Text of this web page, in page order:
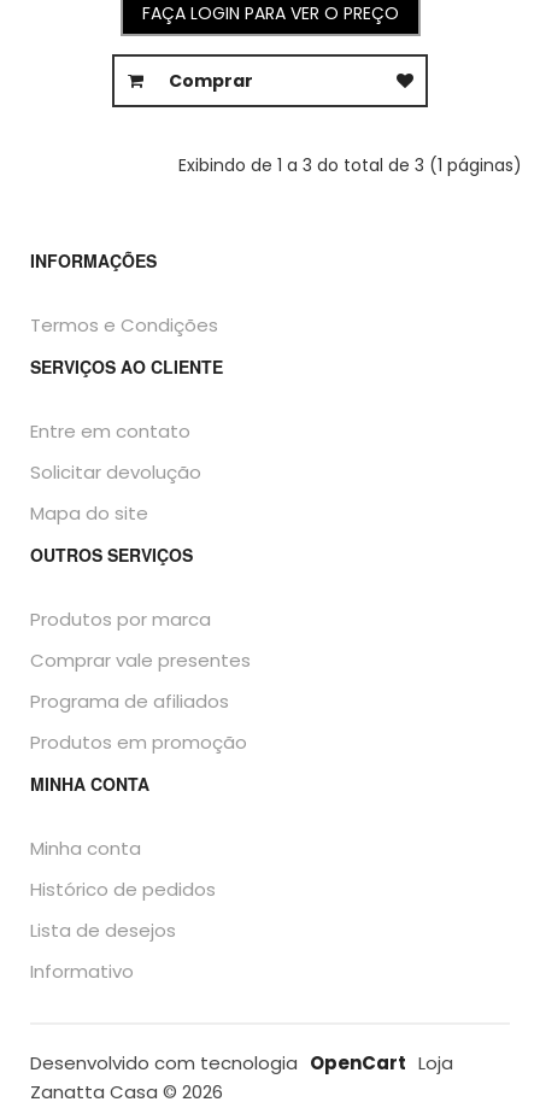
FAÇA LOGIN PARA VER O PREÇO
Comprar
Exibindo de 1 a 3 do total de 3 (1 páginas)
INFORMAÇÕES
Termos e Condições
SERVIÇOS AO CLIENTE
Entre em contato
Solicitar devolução
Mapa do site
OUTROS SERVIÇOS
Produtos por marca
Comprar vale presentes
Programa de afiliados
Produtos em promoção
MINHA CONTA
Minha conta
Histórico de pedidos
Lista de desejos
Informativo
Desenvolvido com tecnologia OpenCart Loja
Zanatta Casa © 2026